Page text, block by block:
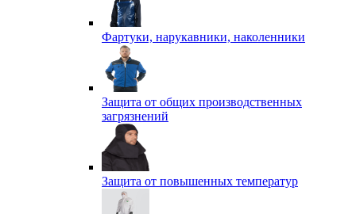
Фартуки, нарукавники, наколенники
Защита от общих производственных
загрязнений
Защита от повышенных температур